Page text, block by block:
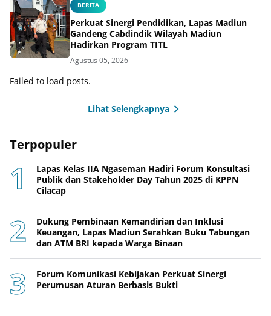
BERITA
Perkuat Sinergi Pendidikan, Lapas Madiun
Gandeng Cabdindik Wilayah Madiun
Hadirkan Program TITL
Agustus 05, 2026
Failed to load posts.
Lihat Selengkapnya
Terpopuler
Lapas Kelas IIA Ngaseman Hadiri Forum Konsultasi
Publik dan Stakeholder Day Tahun 2025 di KPPN
Cilacap
Dukung Pembinaan Kemandirian dan Inklusi
Keuangan, Lapas Madiun Serahkan Buku Tabungan
dan ATM BRI kepada Warga Binaan
Forum Komunikasi Kebijakan Perkuat Sinergi
Perumusan Aturan Berbasis Bukti